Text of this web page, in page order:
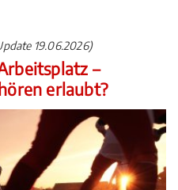
19.06.2026)
–
erlaubt?